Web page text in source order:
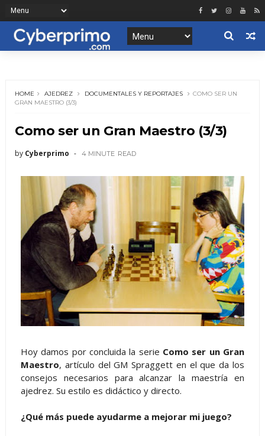
HOME AJEDREZ DOCUMENTALES Y REPORTAJES
COMO SER UN
GRAN MAESTRO (3/3)
Como ser un Gran Maestro (3/3)
by Cyberprimo 4 MINUTE READ
Hoy damos por concluida la serie Como ser un Gran
Maestro, artículo del GM Spraggett en el que da los
consejos necesarios para alcanzar la maestría en
ajedrez. Su estilo es didáctico y directo.
¿Qué más puede ayudarme a mejorar mi juego?